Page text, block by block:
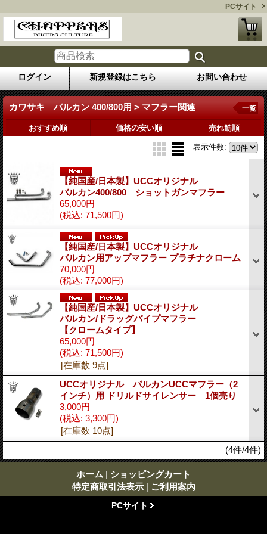
PCサイト
ログイン 新規登録はこちら お問い合わせ
カワサキ バルカン 400/800用 > マフラー関連 一覧
おすすめ順 価格の安い順 売れ筋順
表示件数:
【純国産/日本製】UCCオリジナル
バルカン400/800 ショットガンマフラー
65,000円
(税込: 71,500円)
【純国産/日本製】UCCオリジナル
バルカン用アップマフラー プラチナクローム
70,000円
(税込: 77,000円)
【純国産/日本製】UCCオリジナル
バルカン/ドラッグパイプマフラー
【クロームタイプ】
65,000円
(税込: 71,500円)
[在庫数 9点]
UCCオリジナル バルカンUCCマフラー（2
インチ）用 ドリルドサイレンサー 1個売り
3,000円
(税込: 3,300円)
[在庫数 10点]
(4件/4件)
ホーム | ショッピングカート
特定商取引法表示 | ご利用案内
PCサイト